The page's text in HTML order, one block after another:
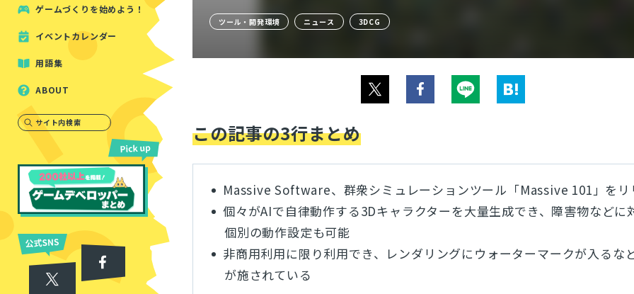
ゲームづくりを始めよう！
イベントカレンダー
用語集
ABOUT
サイト内検索
ツール・開発環境 ニュース 3DCG
この記事の3行まとめ
Massive Software、群衆シミュレーションツール「Massive 101」をリ
個々がAIで自律動作する3Dキャラクターを大量生成でき、障害物などに
個別の動作設定も可能
非商用利用に限り利用でき、レンダリングにウォーターマークが入るな
が施されている